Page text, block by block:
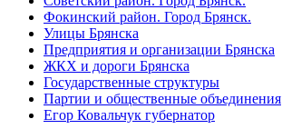
Фокинский район. Город Брянск.
Улицы Брянска
Предприятия и организации Брянска
ЖКХ и дороги Брянска
Государственные структуры
Партии и общественные объединения
Егор Ковальчук губернатор